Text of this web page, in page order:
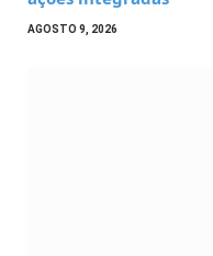
AGOSTO 9, 2026